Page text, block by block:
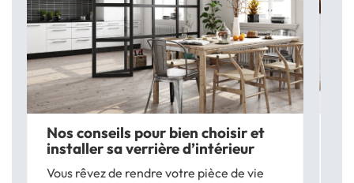
Nos conseils pour bien choisir et
installer sa verrière d’intérieur
Vous rêvez de rendre votre pièce de vie